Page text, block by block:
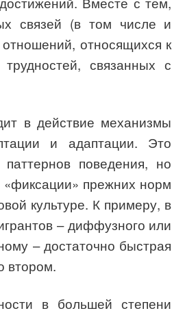
связей (в том числе и
относящихся к
связанных с
в действие механизмы
и адаптации. Это
поведения, но
«фиксации» прежних норм
культуре. К примеру, в
– диффузного или
– достаточно быстрая
втором.
в большей степени